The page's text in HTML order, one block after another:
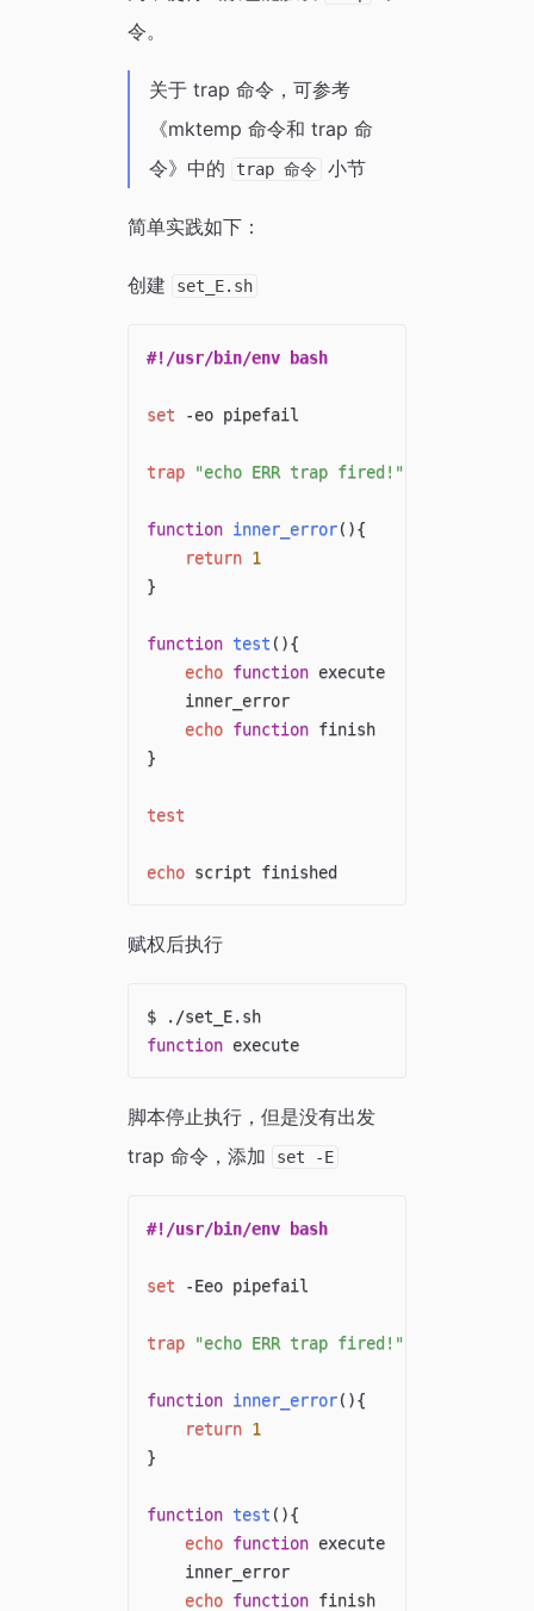
令。
关于 trap 命令，可参考
《mktemp 命令和 trap 命
令》中的
trap 命令 小节
简单实践如下：
创建 set_E.sh
#!/usr/bin/env bash
set -eo pipefail
trap "echo ERR trap fired!"
function inner_error( ){
return 1
}
function test ( ){
echo function execute
    inner_error
echo function
finish
}
test
echo
赋权后执行
function
execute
脚本停止执行，但是没有出发
trap 命令，添加
set -E
#!/usr/bin/env bash
set -Eeo pipefail
trap "echo ERR trap fired!"
function inner_error( ){
return 1
}
function test ( ){
echo function execute
    inner_error
echo function
finish